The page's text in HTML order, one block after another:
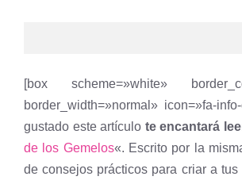
[box scheme=»white»
border_width=»normal» icon=»fa-
gustado este artículo te encantará
de los Gemelos«. Escrito por la
de consejos prácticos para criar a tus